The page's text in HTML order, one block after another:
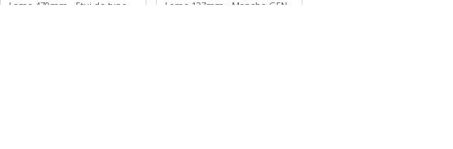
Lame 470mm - Etui de type
Lame 127mm - Manche GFN -